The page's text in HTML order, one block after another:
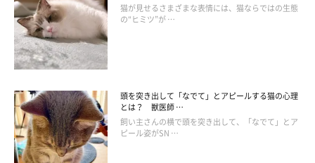
ねこのきもち投稿写真ギャラリー
飼い主さんにかまってほしいアピールなのか、それとも軽めの挨
拶なのか……飼い主さんは、愛猫が話しかけてくる理由を見極め
てあげましょう！
猫が見せるさまざまな表情には、猫ならではの生態
の“ヒミツ”が …
頭を突き出して「なでて」とアピールする猫の心理
とは？ 獣医師 …
飼い主さんの横で頭を突き出して、「なでて」とア
ピール姿がSN …